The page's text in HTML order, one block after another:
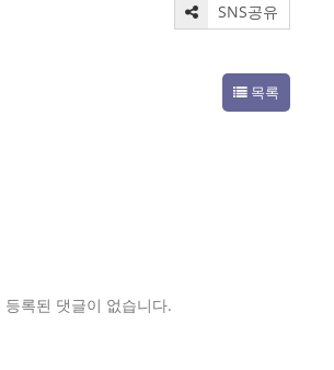
SNS공유
목록
등록된 댓글이 없습니다.